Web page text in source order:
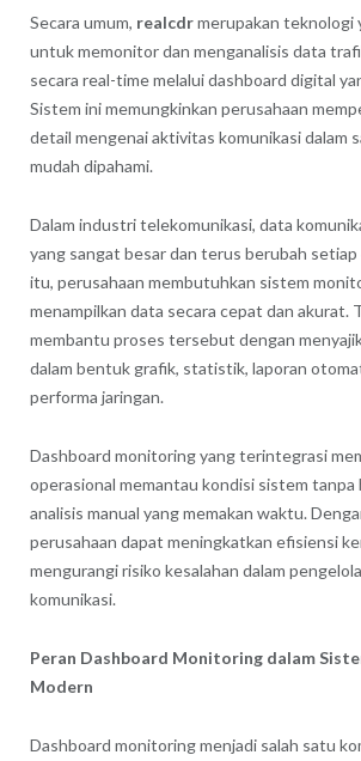
Secara umum, realcdrmerupakan teknologi
untuk memonitor dan menganalisis data
secara real-time melalui dashboard digital
Sistem ini memungkinkan perusahaan
detail mengenai aktivitas komunikasi dalam
mudah dipahami.
Dalam industri telekomunikasi, data
yang sangat besar dan terus berubah
itu, perusahaan membutuhkan sistem
menampilkan data secara cepat dan akurat.
membantu proses tersebut dengan
dalam bentuk grafik, statistik, laporan
performa jaringan.
Dashboard monitoring yang terintegrasi
operasional memantau kondisi sistem tanpa
analisis manual yang memakan waktu.
perusahaan dapat meningkatkan efisiensi
mengurangi risiko kesalahan dalam
komunikasi.
Peran Dashboard Monitoring dalam
Modern
Dashboard monitoring menjadi salah satu